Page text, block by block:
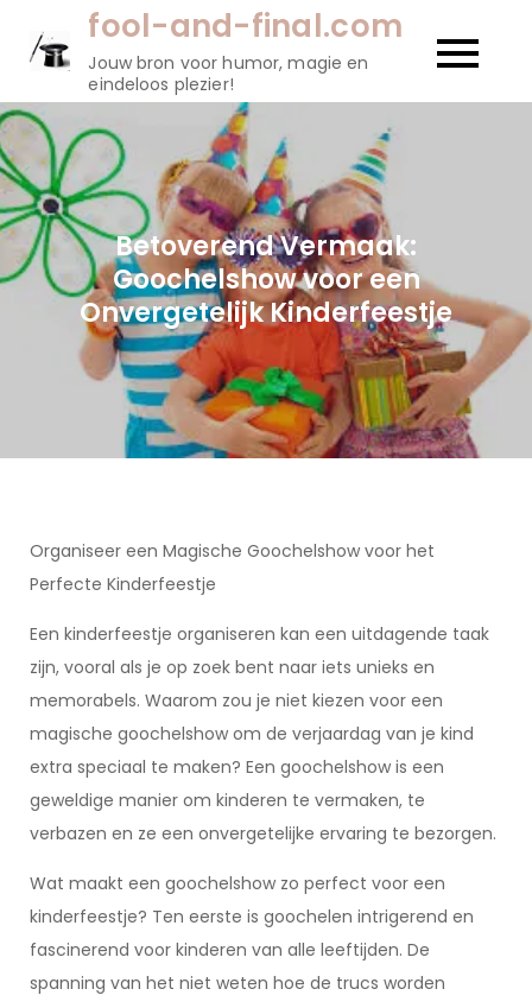
gaan
fool-and-final.com
Jouw bron voor humor, magie en
eindeloos plezier!
Betoverend Vermaak:
Goochelshow voor een
Onvergetelijk Kinderfeestje
Organiseer een Magische Goochelshow voor het
Perfecte Kinderfeestje
Een kinderfeestje organiseren kan een uitdagende taak
zijn, vooral als je op zoek bent naar iets unieks en
memorabels. Waarom zou je niet kiezen voor een
magische goochelshow om de verjaardag van je kind
extra speciaal te maken? Een goochelshow is een
geweldige manier om kinderen te vermaken, te
verbazen en ze een onvergetelijke ervaring te bezorgen.
Wat maakt een goochelshow zo perfect voor een
kinderfeestje? Ten eerste is goochelen intrigerend en
fascinerend voor kinderen van alle leeftijden. De
spanning van het niet weten hoe de trucs worden